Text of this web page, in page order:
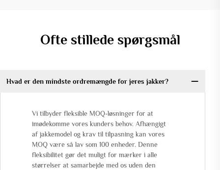
Ofte stillede spørgsmål
Hvad er den mindste ordremængde for jeres jakker?
Vi tilbyder fleksible MOQ-løsninger for at
imødekomme vores kunders behov. Afhængigt
af jakkemodel og krav til tilpasning kan vores
MOQ være så lav som 100 enheder. Denne
fleksibilitet gør det muligt for mærker i alle
størrelser at samarbejde med os uden den